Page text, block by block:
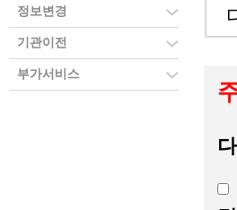
정보변경
기관이전
부가서비스